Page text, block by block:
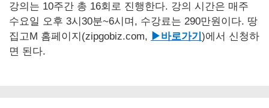
강의는 10주간 총 16회로 진행한다. 강의 시간은 매주
수요일 오후 3시30분~6시며, 수강료는 290만원이다. 땅
집고M 홈페이지(zipgobiz.com, ▶바로가기 )에서 신청하
면 된다.